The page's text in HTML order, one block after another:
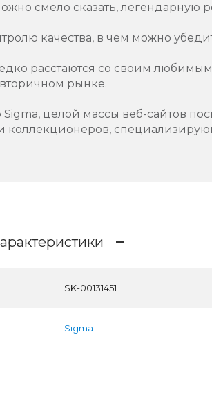
смело сказать, легендарную
качества, в чем можно
расстаются со своим
рынке.
целой массы веб-сайтов
коллекционеров,
SK-00131451
Sigma